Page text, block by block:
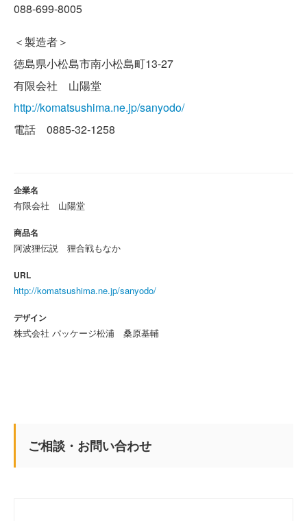
088-699-8005
＜製造者＞
徳島県小松島市南小松島町13-27
有限会社 山陽堂
http://komatsushima.ne.jp/sanyodo/
電話 0885-32-1258
企業名
有限会社 山陽堂
商品名
阿波狸伝説 狸合戦もなか
URL
http://komatsushima.ne.jp/sanyodo/
デザイン
株式会社 パッケージ松浦 桑原基輔
ご相談・お問い合わせ